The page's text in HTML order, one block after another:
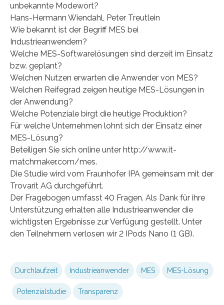
unbekannte Modewort?
Hans-Hermann Wiendahl, Peter Treutlein
Wie bekannt ist der Begriff MES bei
Industrieanwendern?
Welche MES-Softwarelösungen sind derzeit im Einsatz
bzw. geplant?
Welchen Nutzen erwarten die Anwender von MES?
Welchen Reifegrad zeigen heutige MES-Lösungen in
der Anwendung?
Welche Potenziale birgt die heutige Produktion?
Für welche Unternehmen lohnt sich der Einsatz einer
MES-Lösung?
Beteiligen Sie sich online unter http://www.it-
matchmaker.com/mes.
Die Studie wird vom Fraunhofer IPA gemeinsam mit der
Trovarit AG durchgeführt.
Der Fragebogen umfasst 40 Fragen. Als Dank für ihre
Unterstützung erhalten alle Industrieanwender die
wichtigsten Ergebnisse zur Verfügung gestellt. Unter
den Teilnehmern verlosen wir 2 IPods Nano (1 GB).
Durchlaufzeit Industrieanwender MES MES-Lösung
Potenzialstudie Transparenz